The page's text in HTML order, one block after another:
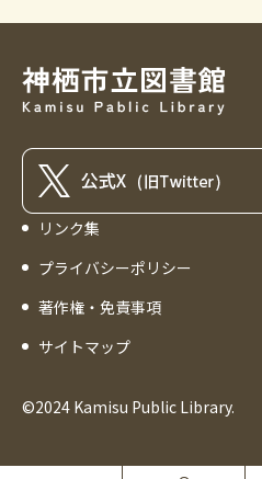
リンク集
プライバシーポリシー
著作権・免責事項
サイトマップ
©2024 Kamisu Public Library.